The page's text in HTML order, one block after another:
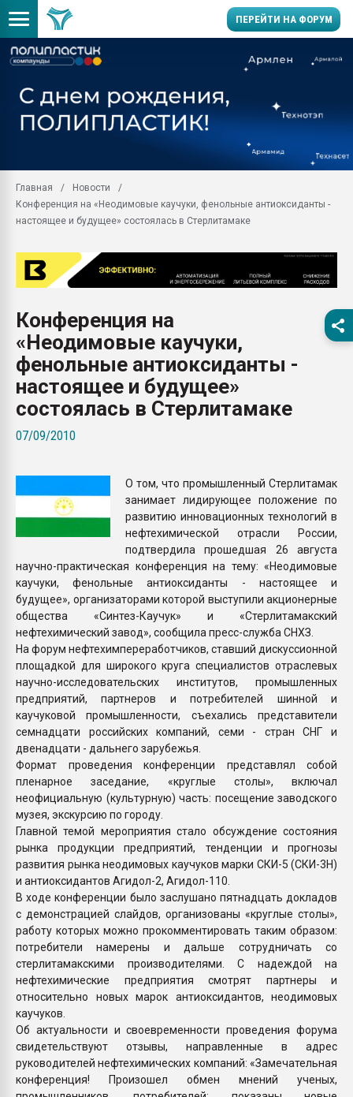
ПЕРЕЙТИ НА ФОРУМ
Вакуум-формовочные
28.07.2026
28.07.2026
Всё, что касается
бутылок
вакуумного
Продам отходы
поликарбоната и АБС-
Armaloy PC/ABS-1IM
ПЕРЕЙТИ НА
Главная
Новости
Конференция на «Неодимовые каучуки, фенольные антиоксиданты -
настоящее и будущее» состоялась в Стерлитамаке
Конференция на
«Неодимовые каучуки,
фенольные антиоксиданты -
настоящее и будущее»
состоялась в Стерлитамаке
07/09/2010
О том, что промышленный Стерлитамак
занимает лидирующее положение по
развитию инновационных технологий в
нефтехимической отрасли России,
подтвердила прошедшая 26 августа
научно-практическая конференция на тему: «Неодимовые
каучуки, фенольные антиоксиданты - настоящее и
будущее», организаторами которой выступили акционерные
общества «Синтез-Каучук» и «Стерлитамакский
нефтехимический завод», сообщила пресс-служба СНХЗ.
На форум нефтехимпереработчиков, ставший дискуссионной
площадкой для широкого круга специалистов отраслевых
научно-исследовательских институтов, промышленных
предприятий, партнеров и потребителей шинной и
каучуковой промышленности, съехались представители
семнадцати российских компаний, семи - стран СНГ и
двенадцати - дальнего зарубежья.
Формат проведения конференции представлял собой
пленарное заседание, «круглые столы», включал
неофициальную (культурную) часть: посещение заводского
музея, экскурсию по городу.
Главной темой мероприятия стало обсуждение состояния
рынка продукции предприятий, тенденции и прогнозы
развития рынка неодимовых каучуков марки СКИ-5 (СКИ-3Н)
и антиоксидантов Агидол-2, Агидол-110.
В ходе конференции было заслушано пятнадцать докладов
с демонстрацией слайдов, организованы «круглые столы»,
работу которых можно прокомментировать таким образом:
потребители намерены и дальше сотрудничать со
стерлитамакскими производителями. С надеждой на
нефтехимические предприятия смотрят партнеры и
относительно новых марок антиоксидантов, неодимовых
каучуков.
Об актуальности и своевременности проведения форума
свидетельствуют отзывы, направленные в адрес
руководителей нефтехимических компаний: «Замечательная
конференция! Произошел обмен мнений ученых,